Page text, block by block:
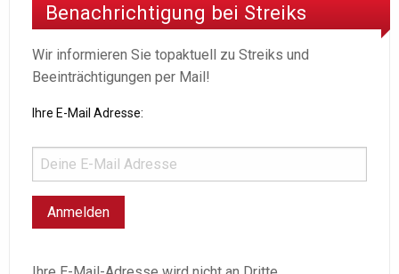
Benachrichtigung bei Streiks
Wir informieren Sie topaktuell zu Streiks und
Beeinträchtigungen per Mail!
Ihre E-Mail Adresse: